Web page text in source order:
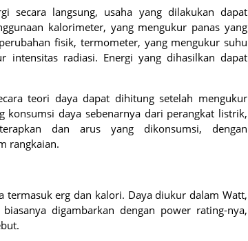
secara langsung, usaha yang dilakukan dapat
kalorimeter, yang mengukur panas yang
fisik, termometer, yang mengukur suhu
intensitas radiasi. Energi yang dihasilkan dapat
teori daya dapat dihitung setelah mengukur
konsumsi daya sebenarnya dari perangkat listrik,
dan arus yang dikonsumsi, dengan
rangkaian.
termasuk erg dan kalori. Daya diukur dalam Watt,
digambarkan dengan power rating-nya,